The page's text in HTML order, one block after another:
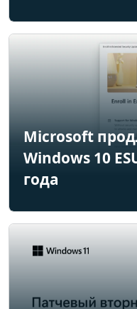
Microsoft
Windows 10
года